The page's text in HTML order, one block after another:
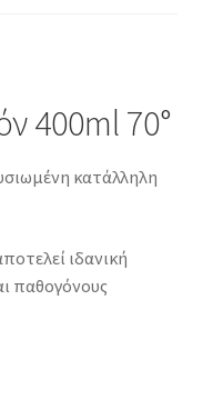
400ml 70°
κατάλληλη
ιδανική
παθογόνους